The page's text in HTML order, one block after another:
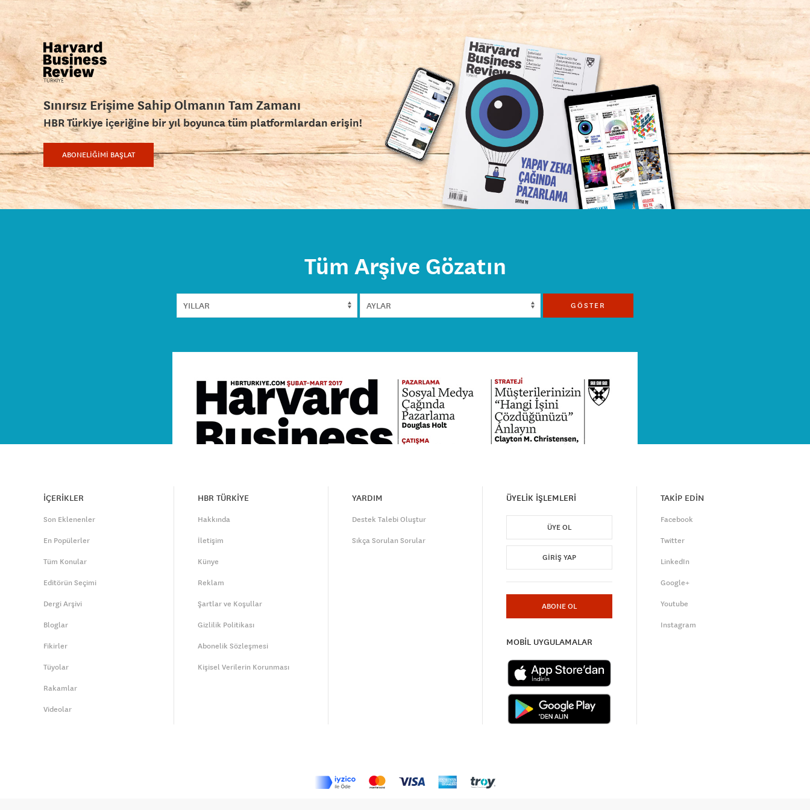
Sınırsız Erişime Sahip Olmanın Tam Zamanı
HBR Türkiye içeriğine bir yıl boyunca tüm platformlardan erişin!
ABONELİĞİMİ BAŞLAT
Tüm Arşive Gözatın
GÖSTER
İÇERİKLER
Son Eklenenler
En Popülerler
Tüm Konular
Editörün Seçimi
Dergi Arşivi
Bloglar
Fikirler
Tüyolar
Rakamlar
Videolar
HBR TÜRKİYE
Hakkında
İletişim
Künye
Reklam
Şartlar ve Koşullar
Gizlilik Politikası
Abonelik Sözleşmesi
Kişisel Verilerin Korunması
YARDIM
Destek Talebi Oluştur
Sıkça Sorulan Sorular
ÜYELİK İŞLEMLERİ
ÜYE OL
GIRIŞ YAP
ABONE OL
MOBİL UYGULAMALAR
TAKİP EDİN
Facebook
Twitter
LinkedIn
Google+
Youtube
Instagram